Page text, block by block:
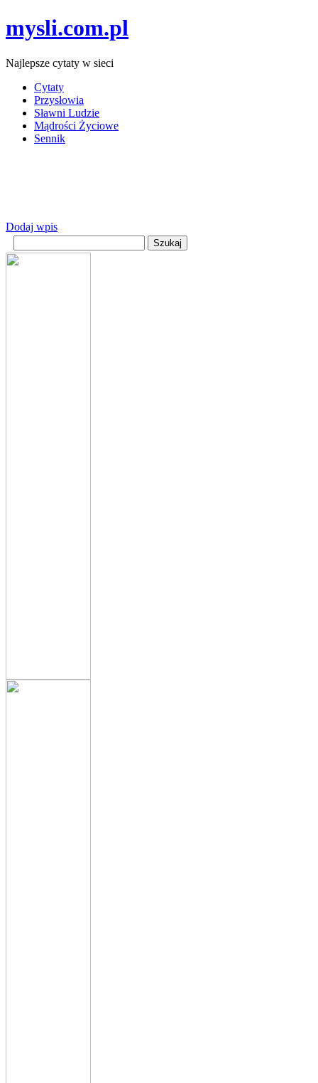
mysli.com.pl
Najlepsze cytaty w sieci
Cytaty
Przysłowia
Sławni Ludzie
Mądrości Życiowe
Sennik
Dodaj wpis